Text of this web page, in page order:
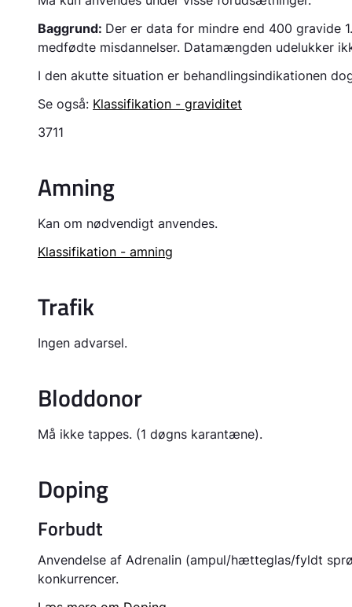
Baggrund: Der er data for mindre end 400 gravide
medfødte misdannelser. Datamængden udelukker
I den akutte situation er behandlingsindikationen
Se også: Klassifikation - graviditet
3711
Amning
Kan om nødvendigt anvendes.
Klassifikation - amning
Trafik
Ingen advarsel.
Bloddonor
Må ikke tappes. (1 døgns karantæne).
Doping
Forbudt
Anvendelse af Adrenalin (ampul/hætteglas/fyldt
konkurrencer.